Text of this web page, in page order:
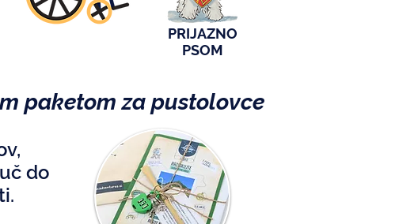
PRIJAZNO
PSOM
paketom za pustolovce
do